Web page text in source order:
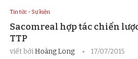
Tin tức - Sự kiện
Sacomreal hợp tác chiến lược
TTP
viết bởiHoàng Long 17/07/2015